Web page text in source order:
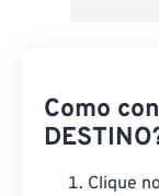
Como
Clique